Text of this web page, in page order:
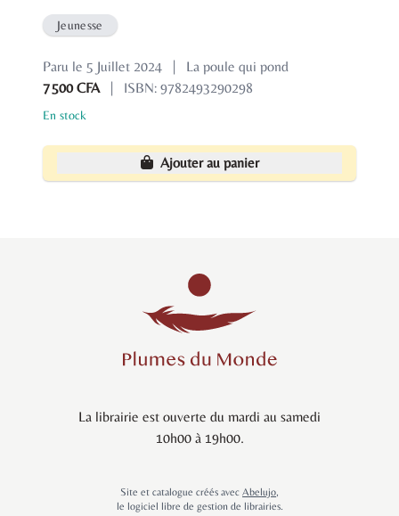
Jeunesse
Paru le 5 Juillet 2024 |
La poule qui pond
7 500 CFA
| ISBN: 9782493290298
En stock
Ajouter au panier
La librairie est ouverte du mardi au samedi
10h00 à 19h00.
Site et catalogue créés avec Abelujo,
le logiciel libre de gestion de librairies.